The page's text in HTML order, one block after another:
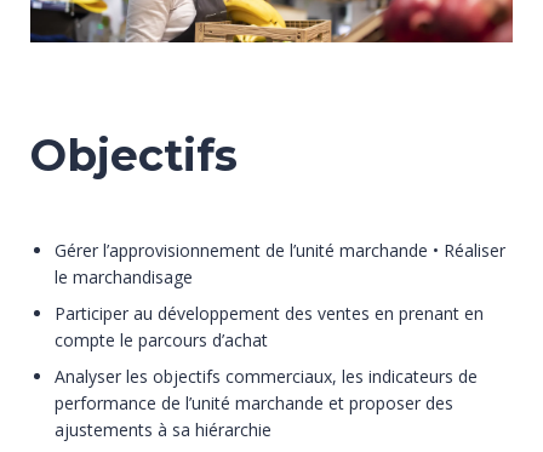
Objectifs
Gérer l’approvisionnement de l’unité marchande • Réaliser
le marchandisage
Participer au développement des ventes en prenant en
compte le parcours d’achat
Analyser les objectifs commerciaux, les indicateurs de
performance de l’unité marchande et proposer des
ajustements à sa hiérarchie